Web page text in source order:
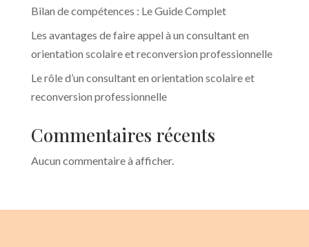
Bilan de compétences : Le Guide Complet
Les avantages de faire appel à un consultant en
orientation scolaire et reconversion professionnelle
Le rôle d’un consultant en orientation scolaire et
reconversion professionnelle
Commentaires récents
Aucun commentaire à afficher.